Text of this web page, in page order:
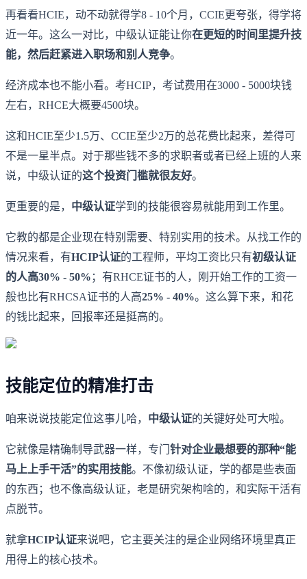
再看看HCIE，动不动就得学8 - 10个月，CCIE更夸张，得学将
近一年。这么一对比，中级认证能让你在更短的时间里提升技
能，然后赶紧进入职场和别人竞争。
经济成本也不能小看。考HCIP，考试费用在3000 - 5000块钱
左右，RHCE大概要4500块。
这和HCIE至少1.5万、CCIE至少2万的总花费比起来，差得可
不是一星半点。对于那些钱不多的求职者或者已经上班的人来
说，中级认证的这个投资门槛就很友好。
更重要的是， 中级认证学到的技能很容易就能用到工作里。
它教的都是企业现在特别需要、特别实用的技术。从找工作的
情况来看，有HCIP认证的工程师，平均工资比只有初级认证
的人高30% - 50% ；有RHCE证书的人，刚开始工作的工资一
般也比有RHCSA证书的人高25% - 40%。这么算下来，和花
的钱比起来，回报率还是挺高的。
技能定位的精准打击
咱来说说技能定位这事儿哈， 中级认证的关键好处可大啦。
它就像是精确制导武器一样，专门 针对企业最想要的那种“能
马上上手干活”的实用技能。不像初级认证，学的都是些表面
的东西；也不像高级认证，老是研究架构啥的，和实际干活有
点脱节。
就拿HCIP认证来说吧，它主要关注的是企业网络环境里真正
用得上的核心技术。